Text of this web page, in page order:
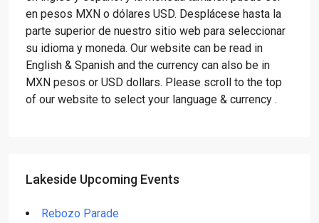
en pesos MXN o dólares USD. Desplácese hasta la
parte superior de nuestro sitio web para seleccionar
su idioma y moneda. Our website can be read in
English & Spanish and the currency can also be in
MXN pesos or USD dollars. Please scroll to the top
of our website to select your language & currency .
Lakeside Upcoming Events
Rebozo Parade